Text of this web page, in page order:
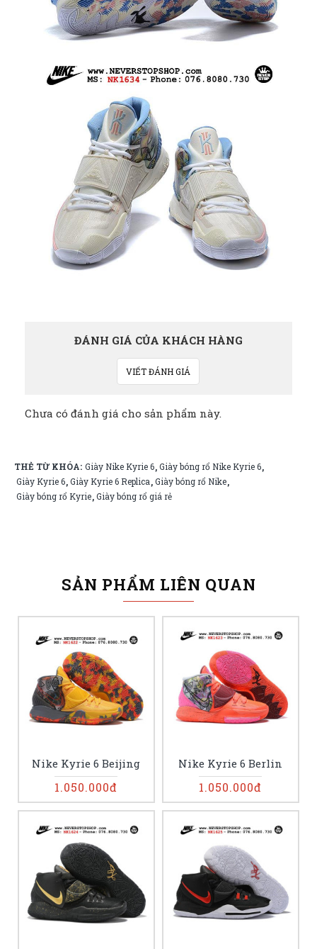
ĐÁNH GIÁ CỦA KHÁCH HÀNG
VIẾT ĐÁNH GIÁ
Chưa có đánh giá cho sản phẩm này.
THẺ TỪ KHÓA: Giày Nike Kyrie 6,Giày bóng rổ Nike Kyrie 6,
Giày Kyrie 6,Giày Kyrie 6 Replica,Giày bóng rổ Nike,
Giày bóng rổ Kyrie,Giày bóng rổ giá rẻ
SẢN PHẨM LIÊN QUAN
Nike Kyrie 6 Beijing
1.050.000đ
Nike Kyrie 6 Berlin
1.050.000đ